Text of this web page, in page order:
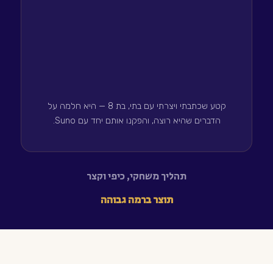
קטע שכתבתי ויצרתי עם בתי, בת 8 — היא חלמה על
הדברים שהיא רוצה, והפקנו אותם יחד עם Suno.
תהליך משחקי, כיפי וקצר
תוצר ברמה גבוהה